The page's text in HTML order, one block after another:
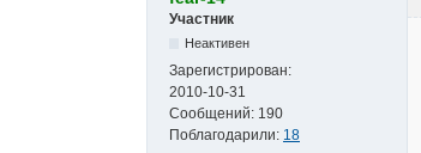
Участник
Неактивен
Зарегистрирован:
2010-10-31
Сообщений: 190
Поблагодарили: 18